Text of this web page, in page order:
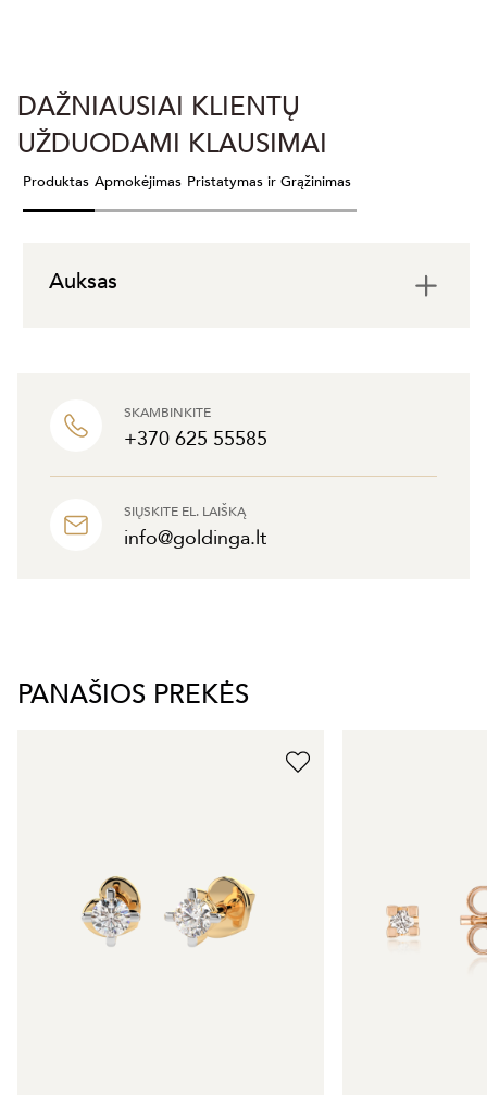
SKAMBINKITE
+370 625 55585
SIŲSKITE EL. LAIŠKĄ
info@goldinga.lt
DAŽNIAUSIAI KLIENTŲ
UŽDUODAMI KLAUSIMAI
Produktas Apmokėjimas Pristatymas ir Grąžinimas
Auksas
PANAŠIOS PREKĖS